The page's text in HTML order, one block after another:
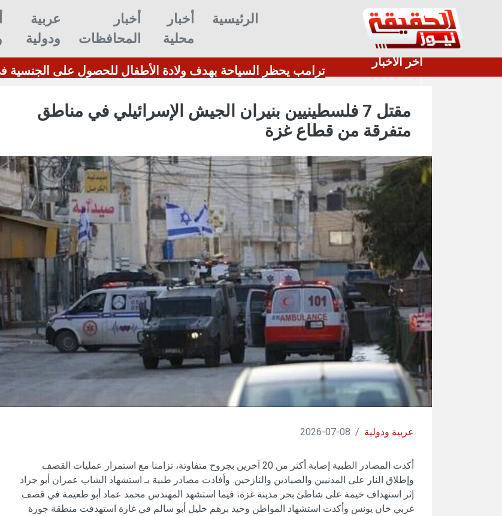
الرئيسية
أخبار
محلية
أخبار
المحافظات
عربية
ودولية
أخر الأخبار
:
مصدر سعودي مسؤول: هناك تنسيق بين الحوثيين والميليشيات العراقية وإيران للإعداد لاعتداءات ضد المملكة ترامب يحظر السياحة بهدف ولادة الأطفال للحصول على
مقتل 7 فلسطينيين بنيران الجيش الإسرائيلي في مناطق
متفرقة من قطاع غزة
عربية ودولية /
08-07-2026
أكدت المصادر الطبية إصابة أكثر من 20 آخرين بجروح متفاوتة، تزامنا مع استمرار عمليات القصف
وإطلاق النار على المدنيين والصيادين والنازحين. وأفادت مصادر طبية بـ استشهاد الشاب عمران أبو جراد
إثر استهداف خيمة على شاطئ بحر مدينة غزة، فيما استشهد المهندس محمد عماد أبو طعيمة في قصف
غربي خان يونس وأكدت استشهاد المواطن وحيد برهم خليل أبو سالم في غارة استهدفت منطقة جورة